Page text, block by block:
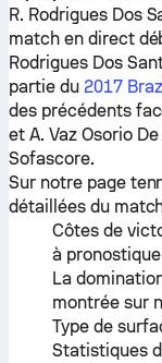
R. Rodrigues Dos
match en direct
Rodrigues Dos
partie du 2017
des précédents
et A. Vaz Osorio
Sofascore.
Sur notre page
détaillées du
Côtes de
à
La
montrée sur
Type de
Statistiques